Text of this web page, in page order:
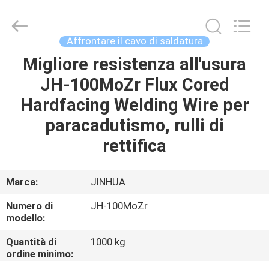
CASA
PRODOTTI
CIRCA
GIRO
DELLA
FABBRICA
superficie
fornitore.
claddingweldingmachine.com.
Reserved.
Developed
Affrontare il cavo di saldatura
Migliore resistenza all'usura
JH-100MoZr Flux Cored
Hardfacing Welding Wire per
paracadutismo, rulli di
rettifica
Marca:
JINHUA
Numero di
modello:
JH-100MoZr
Quantità di
ordine minimo:
1000 kg